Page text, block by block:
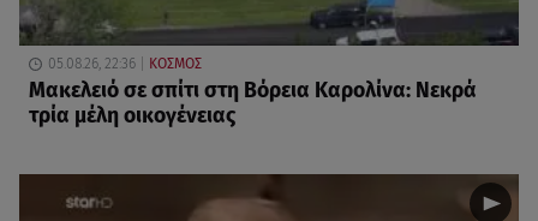
05.08.26, 22:36 ΚΟΣΜΟΣ
Μακελειό σε σπίτι στη Βόρεια Καρολίνα: Νεκρά
τρία μέλη οικογένειας